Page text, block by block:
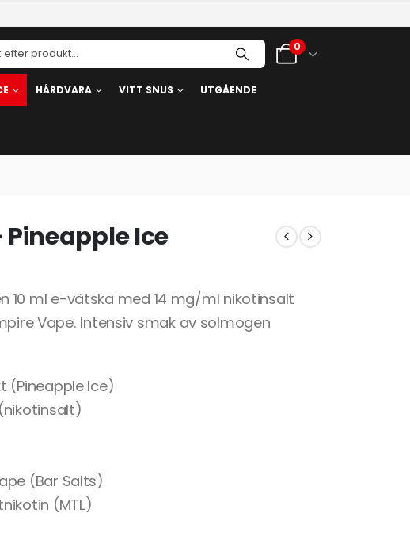
0
HÅRDVARA VITT SNUS UTGÅENDE
Pineapple Ice
10 ml e-vätska med 14 mg/ml nikotinsalt
Vape. Intensiv smak av solmogen
(Pineapple Ice)
(Bar Salts)
(MTL)